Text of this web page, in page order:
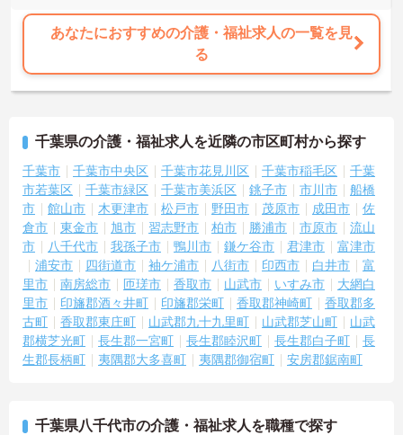
・安定した法人基盤あり
★利用者様とじっくり関われる環境です
・特別養護老人ホームでの介護業務全般
・生活支援を中心とした介護を実践
・利用者様一人ひとりに寄り添える環境です
・確定拠出年金制度あり
・各種社会保険完備
あなたにおすすめの介護・福祉求人の一覧を見
る
千葉県の介護・福祉求人を近隣の市区町村から探す
千葉市 千葉市中央区 千葉市花見川区 千葉市稲毛区
千葉
市若葉区
千葉市緑区 千葉市美浜区 銚子市 市川市
船橋
市
館山市 木更津市 松戸市 野田市 茂原市 成田市
佐
倉市
東金市 旭市 習志野市 柏市 勝浦市 市原市
流山
市
八千代市 我孫子市 鴨川市 鎌ケ谷市 君津市
富津市
浦安市
四街道市 袖ケ浦市 八街市 印西市 白井市
富
里市
南房総市 匝瑳市 香取市 山武市 いすみ市
大網白
里市
印旛郡酒々井町 印旛郡栄町 香取郡神崎町
香取郡多
古町
香取郡東庄町 山武郡九十九里町 山武郡芝山町
山武
郡横芝光町
長生郡一宮町 長生郡睦沢町 長生郡白子町
長
生郡長柄町
夷隅郡大多喜町 夷隅郡御宿町 安房郡鋸南町
千葉県八千代市の介護・福祉求人を職種で探す